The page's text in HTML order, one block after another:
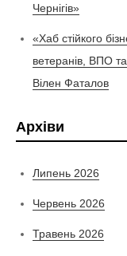
Чернігів»
«Хаб стійкого
ветеранів, ВПО
Вілен Фаталов
Архіви
Липень 2026
Червень 2026
Травень 2026